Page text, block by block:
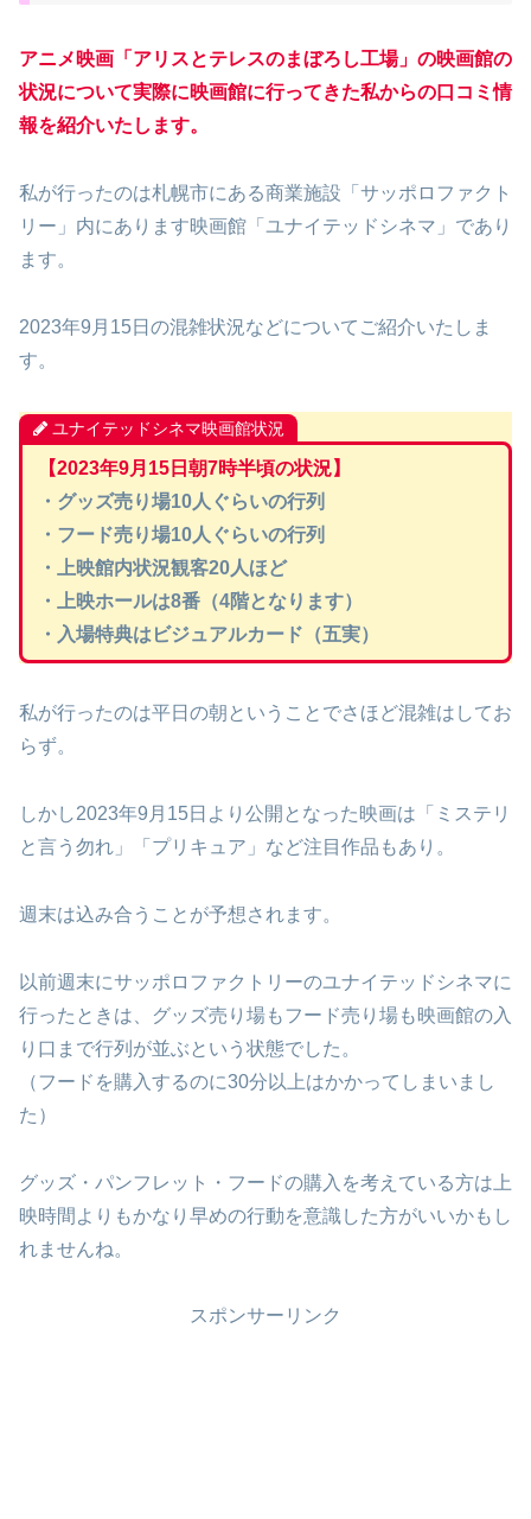
アニメ映画「アリスとテレスのまぼろし工場」の映画館の
状況について実際に映画館に行ってきた私からの口コミ情
報を紹介いたします。
私が行ったのは札幌市にある商業施設「サッポロファクト
リー」内にあります映画館「ユナイテッドシネマ」であり
ます。
2023年9月15日の混雑状況などについてご紹介いたしま
す。
ユナイテッドシネマ映画館状況
【2023年9月15日朝7時半頃の状況】
・グッズ売り場10人ぐらいの行列
・フード売り場10人ぐらいの行列
・上映館内状況観客20人ほど
・上映ホールは8番（4階となります）
・入場特典はビジュアルカード（五実）
私が行ったのは平日の朝ということでさほど混雑はしてお
らず。
しかし2023年9月15日より公開となった映画は「ミステリ
と言う勿れ」「プリキュア」など注目作品もあり。
週末は込み合うことが予想されます。
以前週末にサッポロファクトリーのユナイテッドシネマに
行ったときは、グッズ売り場もフード売り場も映画館の入
り口まで行列が並ぶという状態でした。
（フードを購入するのに30分以上はかかってしまいまし
た）
グッズ・パンフレット・フードの購入を考えている方は上
映時間よりもかなり早めの行動を意識した方がいいかもし
れませんね。
スポンサーリンク